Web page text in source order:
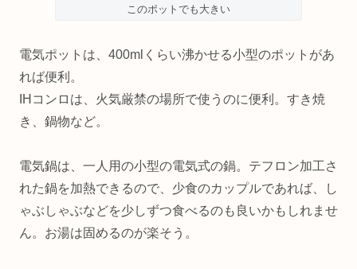
このポットでも大きい
電気ポットは、400mlくらい沸かせる小型のポットがあ
れば便利。
IHコンロは、火気厳禁の場所で使うのに便利。すき焼
き、鍋物など。
電気鍋は、一人用の小型の電気式の鍋。テフロン加工さ
れた鍋を加熱できるので、少食のカップルであれば、し
ゃぶしゃぶなどを少しずつ食べるのも良いかもしれませ
ん。お湯は固めるのが楽そう。